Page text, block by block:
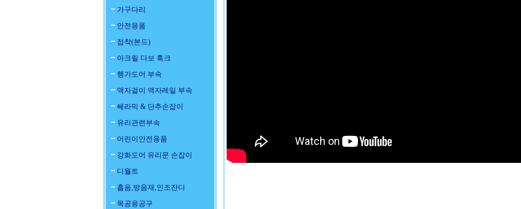
가구다리
안전용품
접착(본드)
아크릴 다보 훅크
행가도어 부속
액자걸이 액자레일 부속
쎄라믹 & 단추손잡이
유리관련부속
어린이안전용품
강화도어 유리문 손잡이
디월트
흡음,방음재,인조잔디
목공용공구